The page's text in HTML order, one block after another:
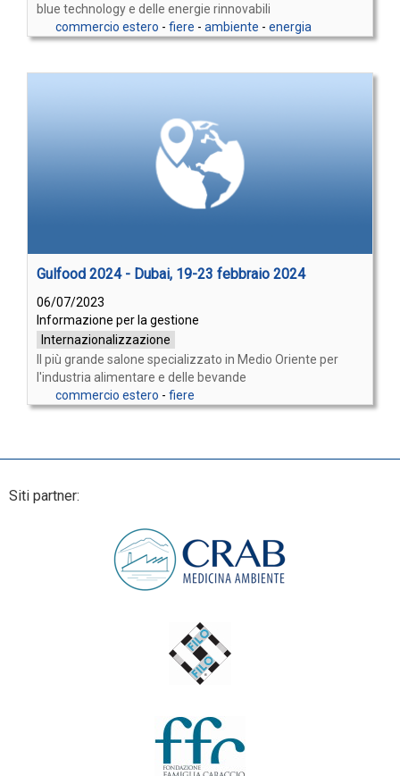
blue technology e delle energie rinnovabili
commercio estero - fiere - ambiente - energia
Gulfood 2024 - Dubai, 19-23 febbraio 2024
06/07/2023
Informazione per la gestione
Internazionalizzazione
Il più grande salone specializzato in Medio Oriente per
l'industria alimentare e delle bevande
commercio estero - fiere
Siti partner: